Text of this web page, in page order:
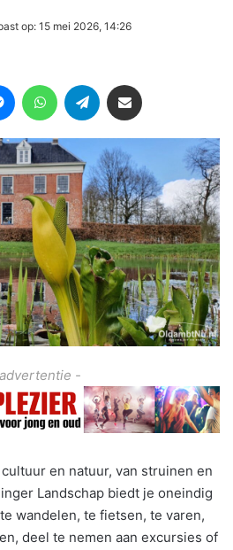
op: 15 mei 2026, 14:26
-
en natuur, van struinen en
Landschap biedt je oneindig
wandelen, te fietsen, te varen,
deel te nemen aan excursies of